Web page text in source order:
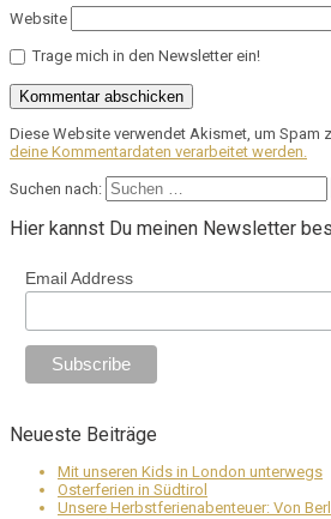
Website
Trage mich in den Newsletter ein!
Diese Website verwendet Akismet, um Spam
deine Kommentardaten verarbeitet werden.
Suchen nach:
Hier kannst Du meinen Newsletter
Email Address
Neueste Beiträge
Mit unseren Kids in London unterwegs
Osterferien in Südtirol
Unsere Herbstferienabenteuer: Von